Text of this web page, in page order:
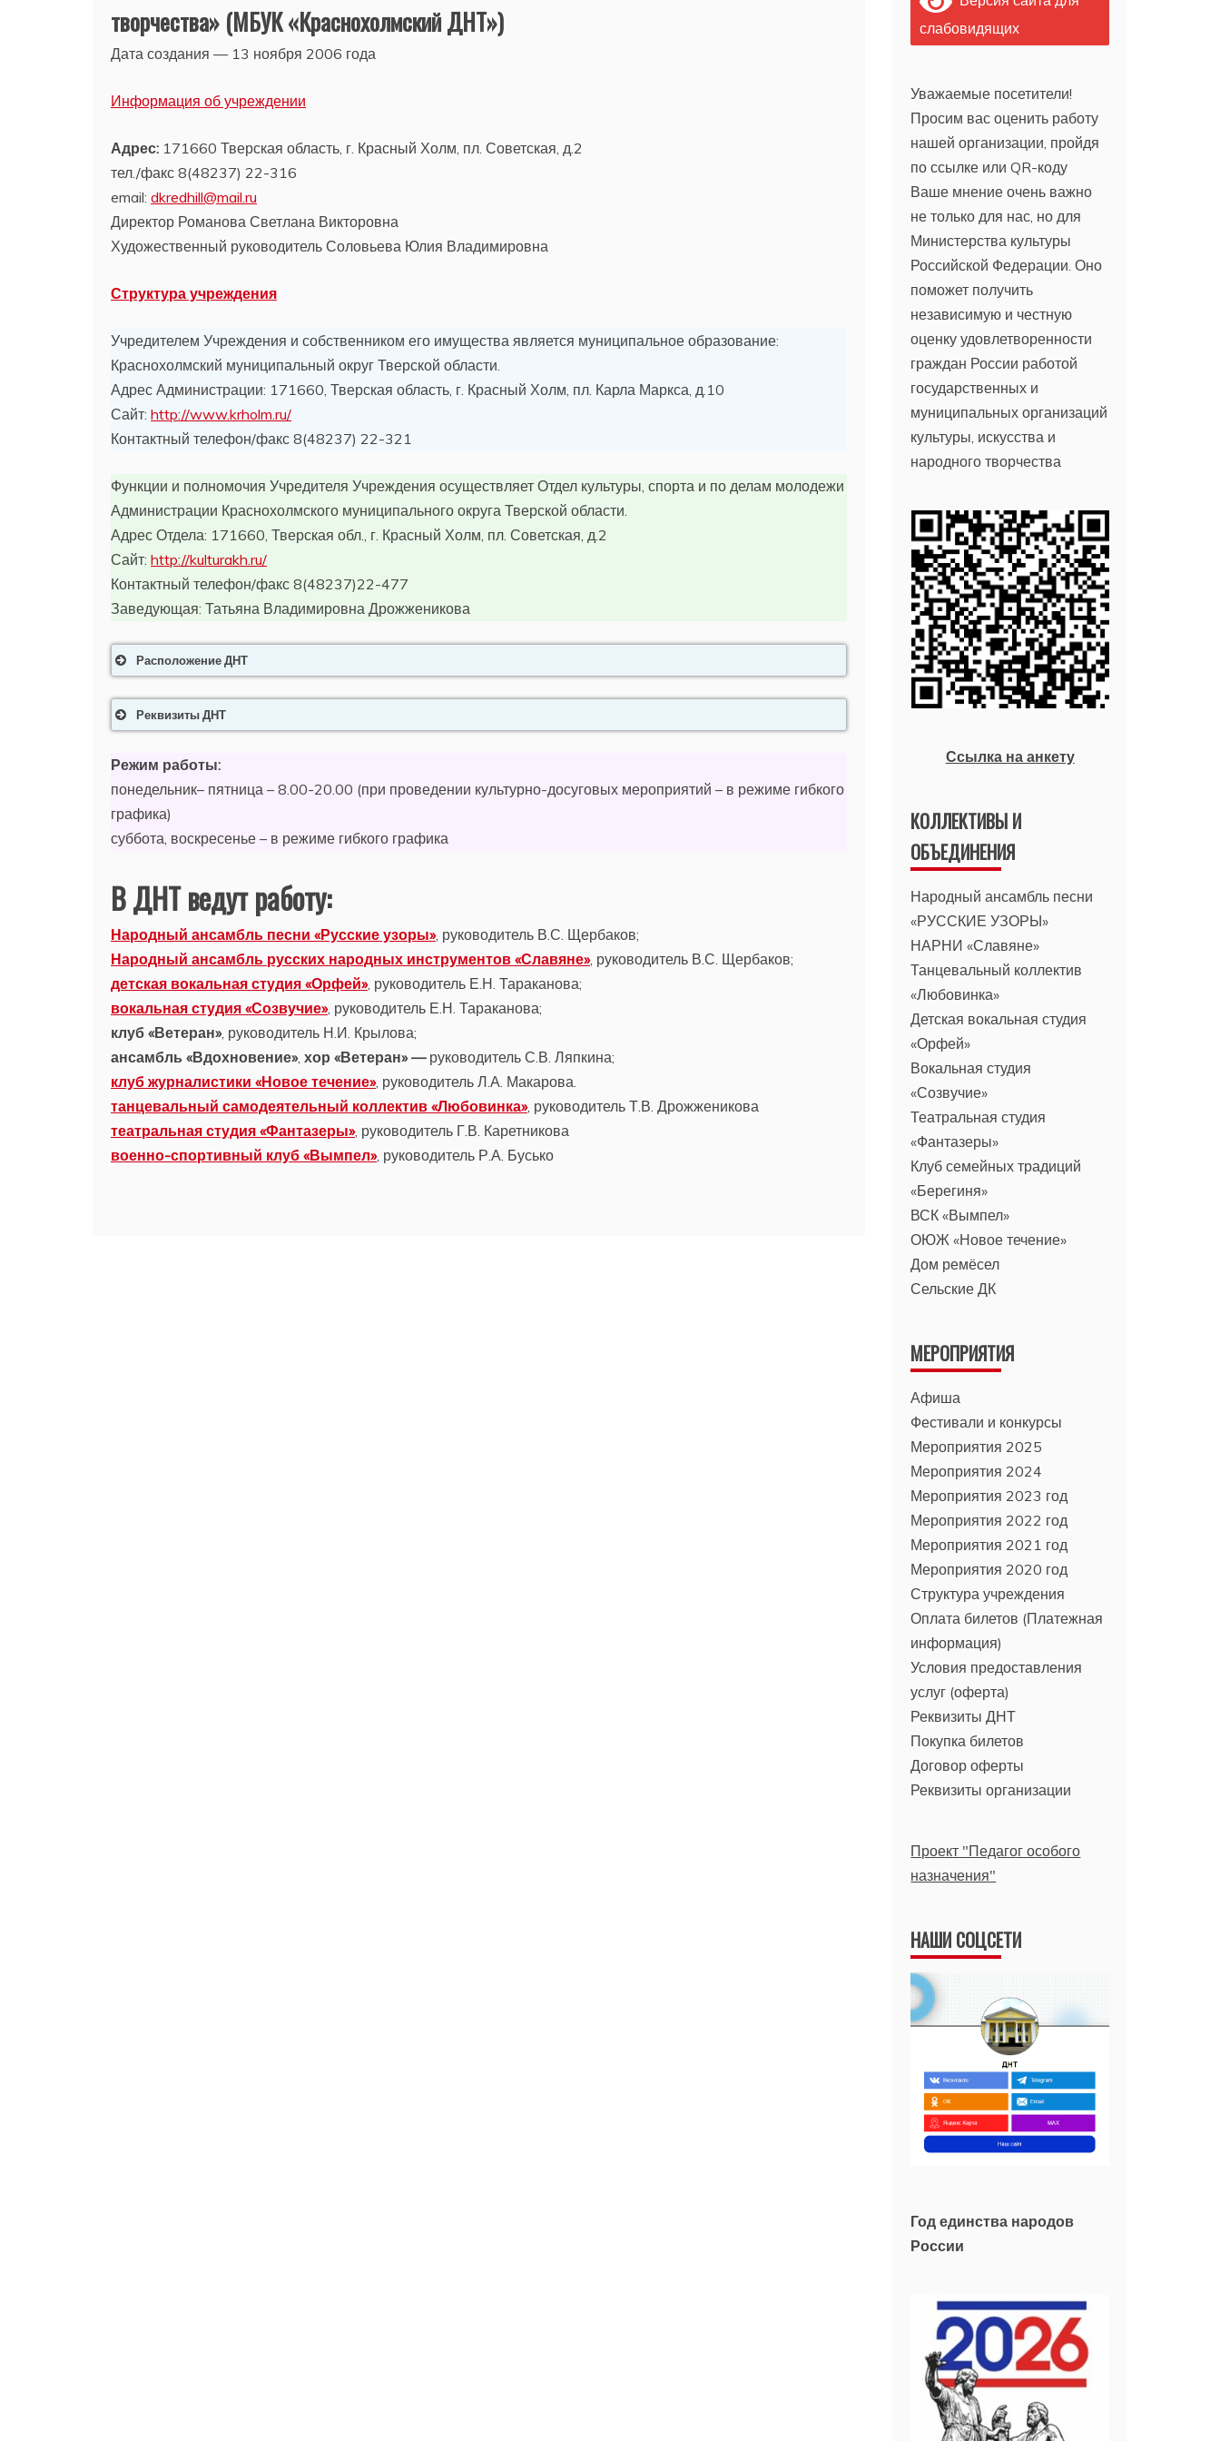
творчества» (МБУК «Краснохолмский ДНТ»)
Дата создания — 13 ноября 2006 года
Информация об учреждении
Адрес: 171660 Тверская область, г. Красный Холм, пл. Советская, д.2
тел./факс 8(48237) 22-316
email: dkredhill@mail.ru
Директор Романова Светлана Викторовна
Художественный руководитель Соловьева Юлия Владимировна
Структура учреждения
Учредителем Учреждения и собственником его имущества является муниципальное образование:
Краснохолмский муниципальный округ Тверской области.
Адрес Администрации: 171660, Тверская область, г. Красный Холм, пл. Карла Маркса, д.10
Сайт: http://www.krholm.ru/
Контактный телефон/факс 8(48237) 22-321
Функции и полномочия Учредителя Учреждения осуществляет Отдел культуры, спорта и по делам молодежи
Администрации Краснохолмского муниципального округа Тверской области.
Адрес Отдела: 171660, Тверская обл., г. Красный Холм, пл. Советская, д.2
Сайт: http://kulturakh.ru/
Контактный телефон/факс 8(48237)22-477
Заведующая: Татьяна Владимировна Дрожженикова
Расположение ДНТ
Реквизиты ДНТ
Режим работы:
понедельник– пятница – 8.00-20.00 (при проведении культурно-досуговых мероприятий – в режиме гибкого
графика)
суббота, воскресенье – в режиме гибкого графика
В ДНТ ведут работу:
Народный ансамбль песни «Русские узоры», руководитель В.С. Щербаков;
Народный ансамбль русских народных инструментов «Славяне», руководитель В.С. Щербаков;
детская вокальная студия «Орфей», руководитель Е.Н. Тараканова;
вокальная студия «Созвучие», руководитель Е.Н. Тараканова;
клуб «Ветеран», руководитель Н.И. Крылова;
ансамбль «Вдохновение», хор «Ветеран» — руководитель С.В. Ляпкина;
клуб журналистики «Новое течение», руководитель Л.А. Макарова.
танцевальный самодеятельный коллектив «Любовинка», руководитель Т.В. Дрожженикова
театральная студия «Фантазеры», руководитель Г.В. Каретникова
военно-спортивный клуб «Вымпел», руководитель Р.А. Бусько
слабовидящих
Уважаемые посетители!
Просим вас оценить работу
нашей организации, пройдя
по ссылке или QR-коду
Ваше мнение очень важно
не только для нас, но для
Министерства культуры
Российской Федерации. Оно
поможет получить
независимую и честную
оценку удовлетворенности
граждан России работой
государственных и
муниципальных организаций
культуры, искусства и
народного творчества
Ссылка на анкету
КОЛЛЕКТИВЫ И
ОБЪЕДИНЕНИЯ
Народный ансамбль песни
«РУССКИЕ УЗОРЫ»
НАРНИ «Славяне»
Танцевальный коллектив
«Любовинка»
Детская вокальная студия
«Орфей»
Вокальная студия
«Созвучие»
Театральная студия
«Фантазеры»
Клуб семейных традиций
«Берегиня»
ВСК «Вымпел»
ОЮЖ «Новое течение»
Дом ремёсел
Сельские ДК
МЕРОПРИЯТИЯ
Афиша
Фестивали и конкурсы
Мероприятия 2025
Мероприятия 2024
Мероприятия 2023 год
Мероприятия 2022 год
Мероприятия 2021 год
Мероприятия 2020 год
Структура учреждения
Оплата билетов (Платежная
информация)
Условия предоставления
услуг (оферта)
Реквизиты ДНТ
Покупка билетов
Договор оферты
Реквизиты организации
Проект "Педагог особого
назначения"
НАШИ СОЦСЕТИ
Год единства народов
России